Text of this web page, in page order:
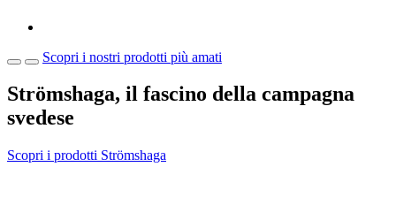
Scopri i nostri prodotti più amati
Strömshaga, il fascino della campagna
svedese
Scopri i prodotti Strömshaga